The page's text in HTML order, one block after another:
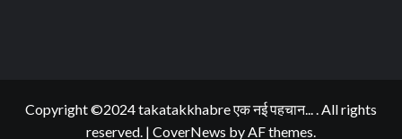
Copyright ©2024 takatakkhabre एक नई पहचान... . All rights
reserved. | CoverNews by AF themes.